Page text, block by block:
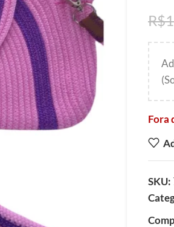
R$
Fora
SKU: